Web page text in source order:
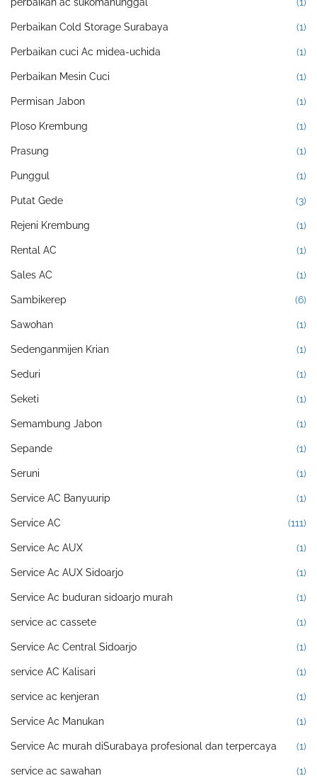
perbaikan ac sukomanunggal (1)
Perbaikan Cold Storage Surabaya (1)
Perbaikan cuci Ac midea-uchida (1)
Perbaikan Mesin Cuci (1)
Permisan Jabon (1)
Ploso Krembung (1)
Prasung (1)
Punggul (1)
Putat Gede (3)
Rejeni Krembung (1)
Rental AC (1)
Sales AC (1)
Sambikerep (6)
Sawohan (1)
Sedenganmijen Krian (1)
Seduri (1)
Seketi (1)
Semambung Jabon (1)
Sepande (1)
Seruni (1)
Service AC Banyuurip (1)
Service AC (111)
Service Ac AUX (1)
Service Ac AUX Sidoarjo (1)
Service Ac buduran sidoarjo murah (1)
service ac cassete (1)
Service Ac Central Sidoarjo (1)
service AC Kalisari (1)
service ac kenjeran (1)
Service Ac Manukan (1)
Service Ac murah diSurabaya profesional dan terpercaya (1)
service ac sawahan (1)